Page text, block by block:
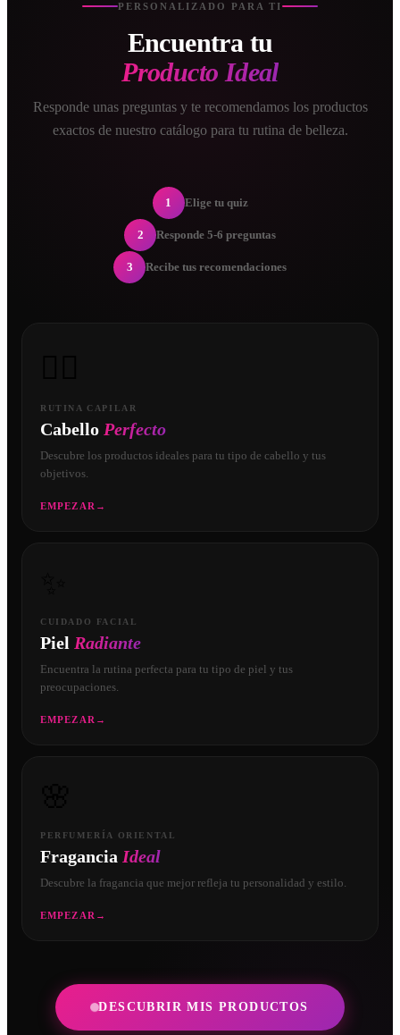
PERSONALIZADO PARA TI
Encuentra tu
Producto Ideal
Responde unas preguntas y te recomendamos los productos
exactos de nuestro catálogo para tu rutina de belleza.
1 Elige tu quiz
2 Responde 5-6 preguntas
3 Recibe tus recomendaciones
RUTINA CAPILAR
Cabello Perfecto
Descubre los productos ideales para tu tipo de cabello y tus
objetivos.
EMPEZAR →
CUIDADO FACIAL
Piel Radiante
Encuentra la rutina perfecta para tu tipo de piel y tus
preocupaciones.
EMPEZAR →
PERFUMERÍA ORIENTAL
Fragancia Ideal
Descubre la fragancia que mejor refleja tu personalidad y estilo.
EMPEZAR →
DESCUBRIR MIS PRODUCTOS